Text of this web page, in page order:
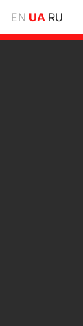
EN UA RU